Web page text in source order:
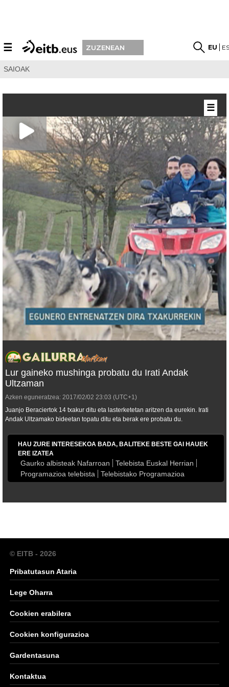
☰ ZUZENEAN EU
SAIOAK
Lur gaineko mushinga probatu du Irati Andak
Ultzaman
Azken eguneratzea: 2017/02/02 23:03 (UTC+1)
Juanjo Beraciertok 14 txakur ditu eta lasterketetan aritzen da eurekin. Irati
Andak Ultzamako bideetan topatu ditu eta berak ere probatu du.
HAU ZURE INTERESEKOA BADA, BALITEKE BESTE GAI HAUEK
ERE IZATEA
Gaurko albisteak Nafarroan
Telebista Euskal Herrian
Programazioa telebista
Telebistako Programazioa
☰
© EITB - 2026
Pribatutasun Ataria
Lege Oharra
Cookien erabilera
Cookien konfigurazioa
Gardentasuna
Kontaktua